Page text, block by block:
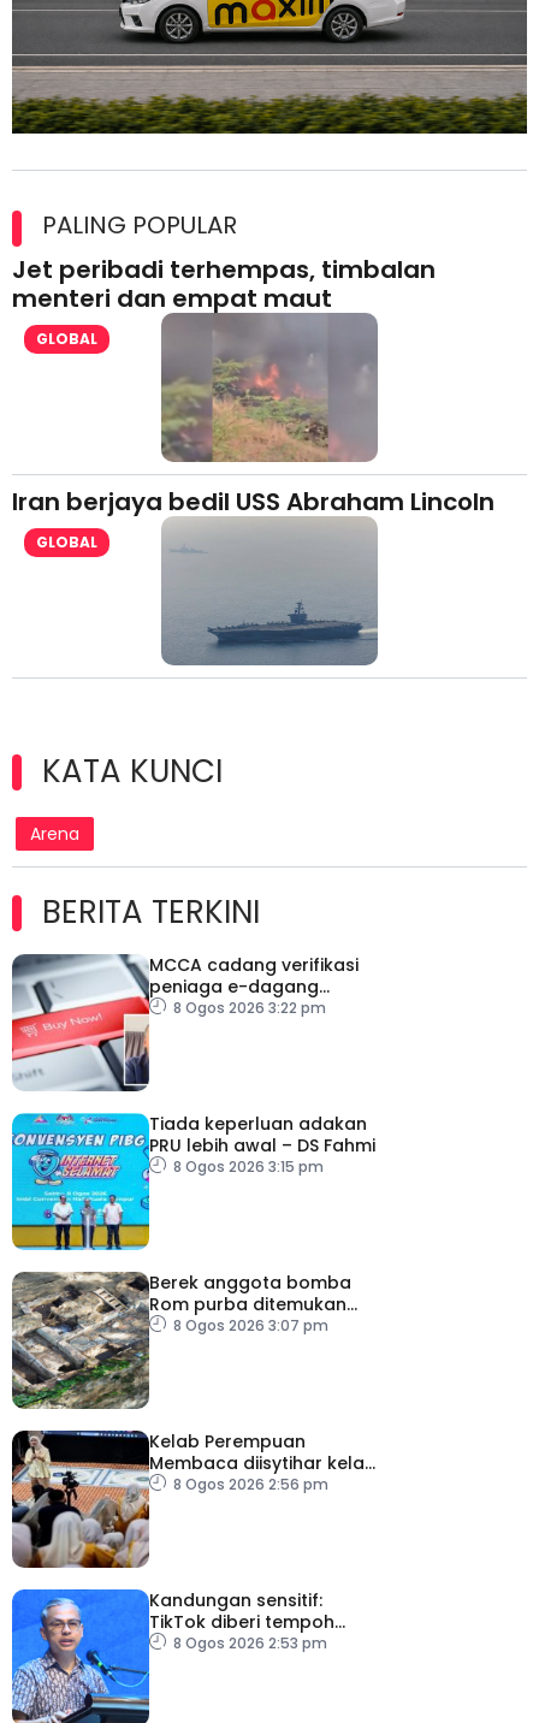
lesen separuh pertama 2026
PALING POPULAR
Jet peribadi terhempas, timbalan
menteri dan empat maut
GLOBAL
Iran berjaya bedil USS Abraham Lincoln
GLOBAL
KATA KUNCI
Arena
BERITA TERKINI
MCCA cadang verifikasi
peniaga e-dagang
tangani lambakan
8 Ogos 2026 3:22 pm
Tiada keperluan adakan
PRU lebih awal – DS Fahmi
8 Ogos 2026 3:15 pm
Berek anggota bomba
Rom purba ditemukan
berhampiran Colosseum
8 Ogos 2026 3:07 pm
Kelab Perempuan
Membaca diisytihar kelab
membaca terbesar di
8 Ogos 2026 2:56 pm
Kandungan sensitif:
TikTok diberi tempoh
perkukuh sistem
8 Ogos 2026 2:53 pm